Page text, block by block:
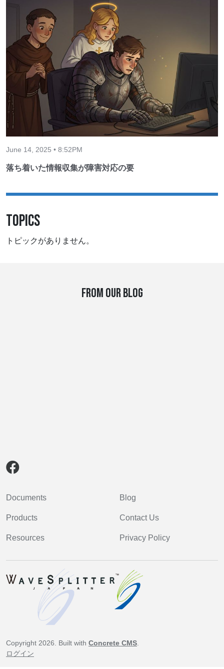
June 14, 2025 • 8:52PM
落ち着いた情報収集が障害対応の要
TOPICS
トピックがありません。
FROM OUR BLOG
Documents
Products
Resources
Blog
Contact Us
Privacy Policy
Copyright 2026. Built with Concrete CMS
ログイン